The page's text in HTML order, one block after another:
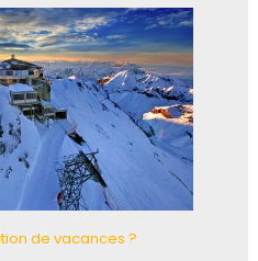
de vacances ?